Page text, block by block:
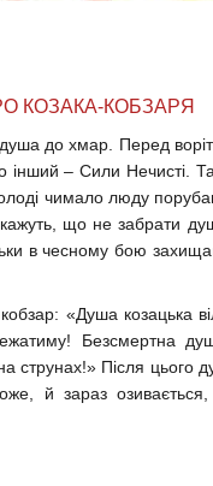
КОЗАКА-КОБЗАРЯ
до хмар. Перед
інший ‒ Сили Нечисті.
чимало люду
кажуть, що не забрати
в чесному бою
«Душа козацька
Безсмертна
Після цього
й зараз